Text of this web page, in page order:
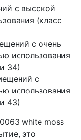
с высокой
(класс
с очень
использования
34)
с
использования
43)
white moss
это